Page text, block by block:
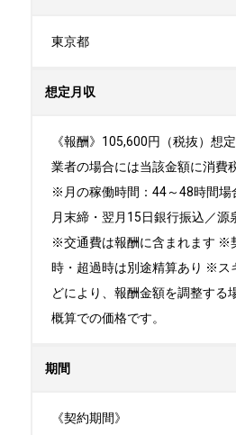
東京都
想定月収
《報酬》105,600円（税抜）想
業者の場合には当該金額に消費
※月の稼働時間：44～48時間場
月末締・翌月15日銀行振込／源
※交通費は報酬に含まれます ※
時・超過時は別途精算あり ※ス
どにより、報酬金額を調整する
概算での価格です。
期間
《契約期間》